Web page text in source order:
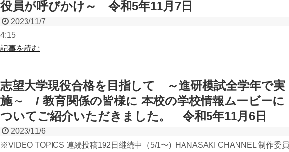
役員が呼びかけ～ 令和5年11月7日
2023/11/7
4:15
記事を読む
志望大学現役合格を目指して ～進研模試全学年で実
施～ / 教育関係の皆様に 本校の学校情報ムービーに
ついてご紹介いただきました。 令和5年11月6日
2023/11/6
※VIDEO TOPICS 連続投稿192日継続中（5/1〜) HANASAKI CHANNEL 制作委員